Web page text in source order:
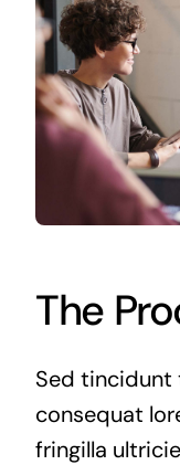
The
Sed tincidunt
consequat
fringilla